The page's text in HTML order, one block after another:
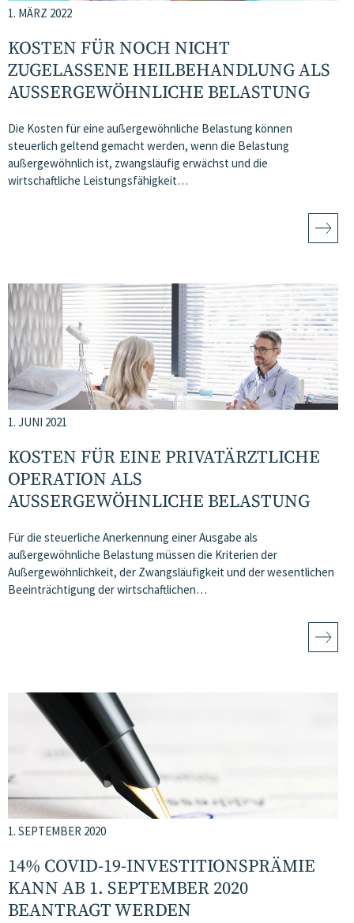
1. MÄRZ 2022
KOSTEN FÜR NOCH NICHT
ZUGELASSENE HEILBEHANDLUNG ALS
AUSSERGEWÖHNLICHE BELASTUNG
Die Kosten für eine außergewöhnliche Belastung können
steuerlich geltend gemacht werden, wenn die Belastung
außergewöhnlich ist, zwangsläufig erwächst und die
wirtschaftliche Leistungsfähigkeit…
1. JUNI 2021
KOSTEN FÜR EINE PRIVATÄRZTLICHE
OPERATION ALS
AUSSERGEWÖHNLICHE BELASTUNG
Für die steuerliche Anerkennung einer Ausgabe als
außergewöhnliche Belastung müssen die Kriterien der
Außergewöhnlichkeit, der Zwangsläufigkeit und der wesentlichen
Beeinträchtigung der wirtschaftlichen…
1. SEPTEMBER 2020
14% COVID-19-INVESTITIONSPRÄMIE
KANN AB 1. SEPTEMBER 2020
BEANTRAGT WERDEN